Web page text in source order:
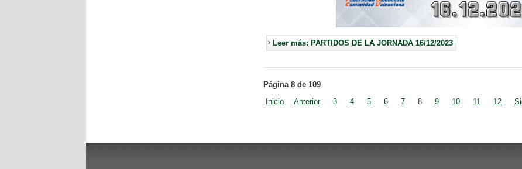
Leer más: PARTIDOS DE LA JORNADA 16/12/2023
Página 8 de 109
Inicio
Anterior 3 4 5 6 7 8 9 10 11 12